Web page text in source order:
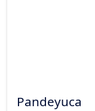
Pandeyuca